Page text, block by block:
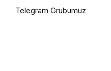
Telegram Grubumuz